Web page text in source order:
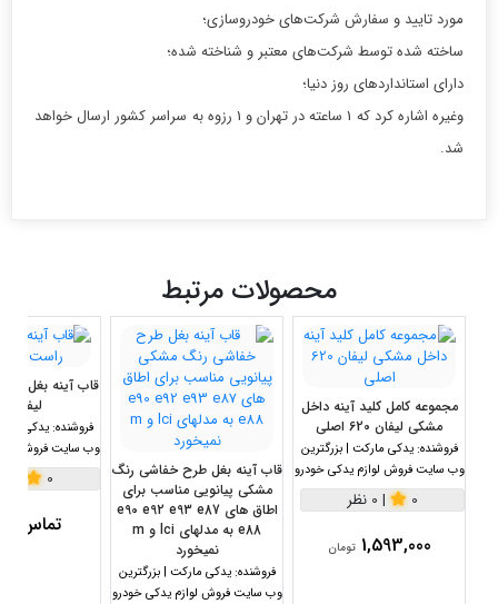
مورد تایید و سفارش شرکت‌های خودروسازی؛
ساخته شده توسط شرکت‌های معتبر و شناخته شده؛
دارای استانداردهای روز دنیا؛
وغیره اشاره کرد که 1 ساعته در تهران و 1 رزوه به سراسر کشور ارسال خواهد
شد.
محصولات مرتبط
مجموعه کامل کليد آينه داخل
مشکی لیفان 620 اصلی
فروشنده: یدکی مارکت | بزرگترین
وب سایت فروش لوازم یدکی خودرو
0
| 0 نظر
1,593,000 تومان
قاب آینه بغل طرح خفاشی رنگ
مشکی پیانویی مناسب برای
اطاق های e90 e92 e93 e87
e88 به مدلهای lci و m
نمیخورد
فروشنده: یدکی مارکت | بزرگترین
وب سایت فروش لوازم یدکی خودرو
قاب آینه بغل
لیفان X60
فروشنده: یدکی
وب سایت فروش
0
تماس